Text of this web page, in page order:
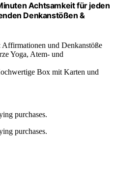
Achtsamkeit für jeden
Denkanstößen &
Affirmationen und Denkanstöße
Yoga, Atem- und
Box mit Karten und
purchases.
purchases.